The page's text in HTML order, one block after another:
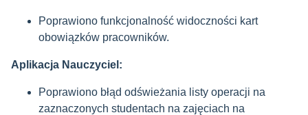
Poprawiono funkcjonalność widoczności kart
obowiązków pracowników.
Aplikacja Nauczyciel:
Poprawiono błąd odświeżania listy operacji na
zaznaczonych studentach na zajęciach na